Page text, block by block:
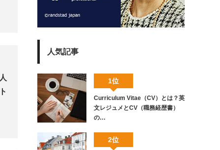
人気記事
1位
Curriculum Vitae（CV）とは？英
文レジュメとCV（職務経歴書）
の…
2位